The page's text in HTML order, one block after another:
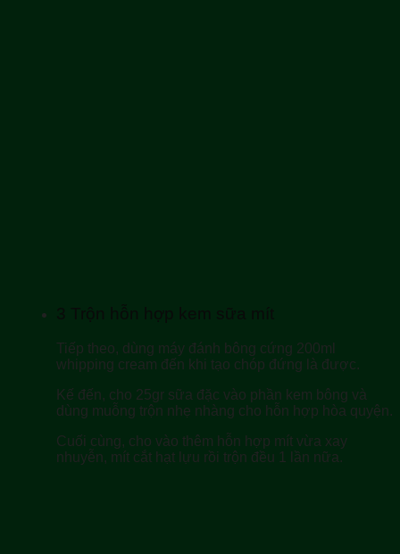
3 Trộn hỗn hợp kem sữa mít
Tiếp theo, dùng máy đánh bông cứng 200ml
whipping cream đến khi tạo chóp đứng là được.
Kế đến, cho 25gr sữa đặc vào phần kem bông và
dùng muỗng trộn nhẹ nhàng cho hỗn hợp hòa quyện.
Cuối cùng, cho vào thêm hỗn hợp mít vừa xay
nhuyễn, mít cắt hạt lựu rồi trộn đều 1 lần nữa.